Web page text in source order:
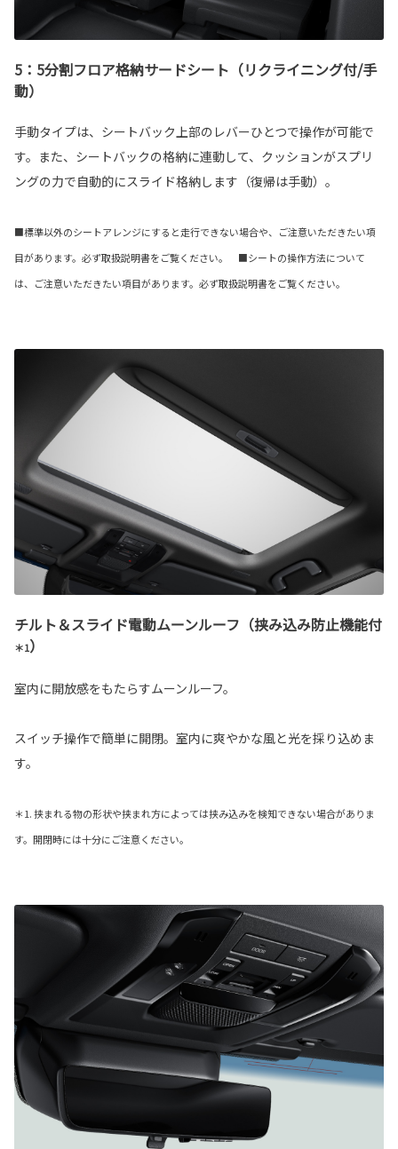
5：5分割フロア格納サードシート（リクライニング付/手
動）
手動タイプは、シートバック上部のレバーひとつで操作が可能で
す。また、シートバックの格納に連動して、クッションがスプリ
ングの力で自動的にスライド格納します（復帰は手動）。
■標準以外のシートアレンジにすると走行できない場合や、ご注意いただきたい項
目があります。必ず取扱説明書をご覧ください。 ■シートの操作方法について
は、ご注意いただきたい項目があります。必ず取扱説明書をご覧ください。
チルト＆スライド電動ムーンルーフ（挟み込み防止機能付
＊1）
室内に開放感をもたらすムーンルーフ。
スイッチ操作で簡単に開閉。室内に爽やかな風と光を採り込めま
す。
＊1. 挟まれる物の形状や挟まれ方によっては挟み込みを検知できない場合がありま
す。開閉時には十分にご注意ください。